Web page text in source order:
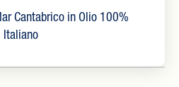
Cantabrico in Olio 100%
Italiano